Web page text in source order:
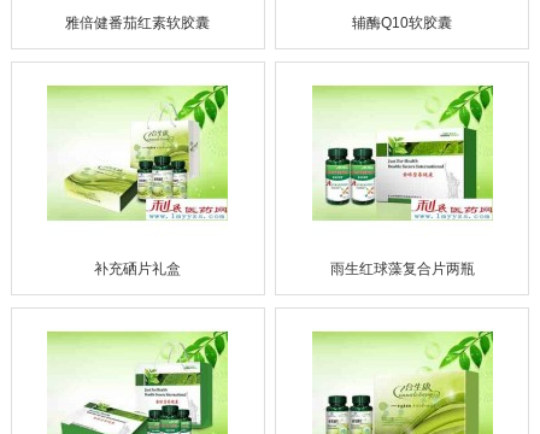
雅倍健番茄红素软胶囊 辅酶Q10软胶囊
补充硒片礼盒 雨生红球藻复合片两瓶